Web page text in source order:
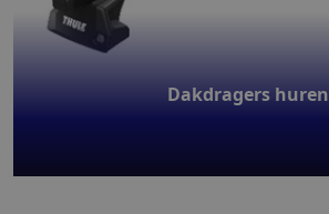
Dakdragers huren